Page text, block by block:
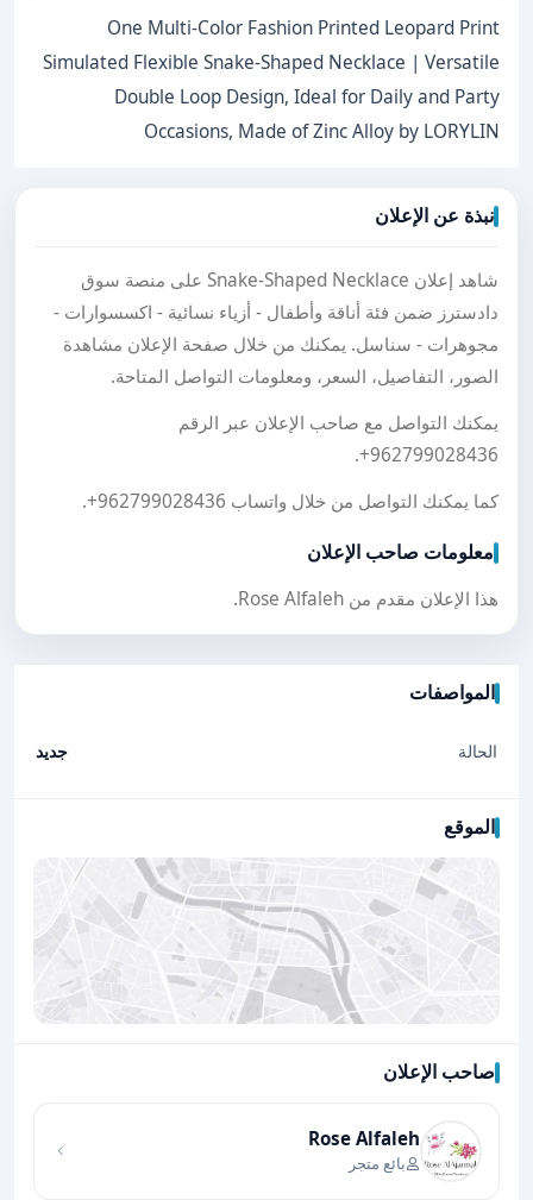
One Multi-Color Fashion Printed Leopard Print
Simulated Flexible Snake-Shaped Necklace | Versatile
Double Loop Design, Ideal for Daily and Party
Occasions, Made of Zinc Alloy by LORYLIN
نبذة عن الإعلان
شاهد إعلان Snake-Shaped Necklace على منصة سوق
دادسترز ضمن فئة أناقة وأطفال - أزياء نسائية - اكسسوارات -
مجوهرات - سناسل. يمكنك من خلال صفحة الإعلان مشاهدة
الصور، التفاصيل، السعر، ومعلومات التواصل المتاحة.
يمكنك التواصل مع صاحب الإعلان عبر الرقم
+962799028436
.
كما يمكنك التواصل من خلال واتساب +962799028436
.
معلومات صاحب الإعلان
هذا الإعلان مقدم من Rose Alfaleh.
المواصفات
الحالة جديد
الموقع
صاحب الإعلان
Rose Alfaleh
بائع متجر